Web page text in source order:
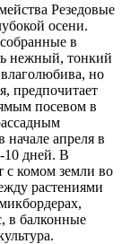
Резедовые
осени.
в
нежный, тонкий
но
предпочитает
посевом в
начале апреля в
10 дней. В
с комом земли во
растениями
в балконные